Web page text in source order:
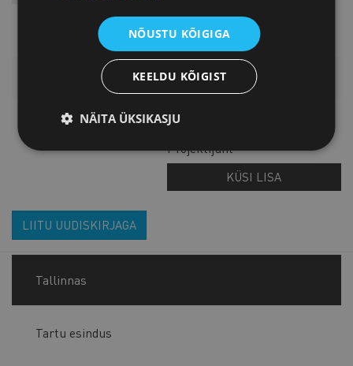
leht leht
LISAINFO
Anneli Perne
Projektijuht
KÜSI LISA
LIITU UUDISKIRJAGA
Tallinnas
Tartu esindus
NÕUSTU KÕIGIGA
KEELDU KÕIGIST
NÄITA ÜKSIKASJU